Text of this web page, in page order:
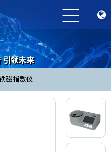
引领未来
leading the future
磁指数仪